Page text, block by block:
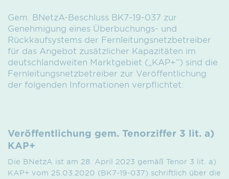
Gem. BNetzA-Beschluss BK7-19-037 zur
Genehmigung eines Überbuchungs- und
Rückkaufsystems der Fernleitungsnetzbetreiber
für das Angebot zusätzlicher Kapazitäten im
deutschlandweiten Marktgebiet („KAP+“) sind die
Fernleitungsnetzbetreiber zur Veröffentlichung
der folgenden Informationen verpflichtet:
Veröffentlichung gem. Tenorziffer 3 lit. a)
KAP+
Die BNetzA ist am 28. April 2023 gemäß Tenor 3 lit. a)
KAP+ vom 25.03.2020 (BK7-19-037) schriftlich über die